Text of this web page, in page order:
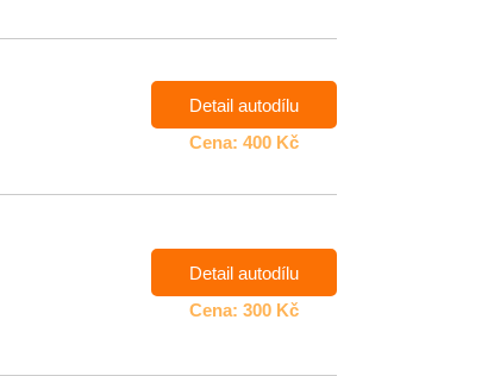
Detail autodílu
Cena: 400 Kč
Detail autodílu
Cena: 300 Kč